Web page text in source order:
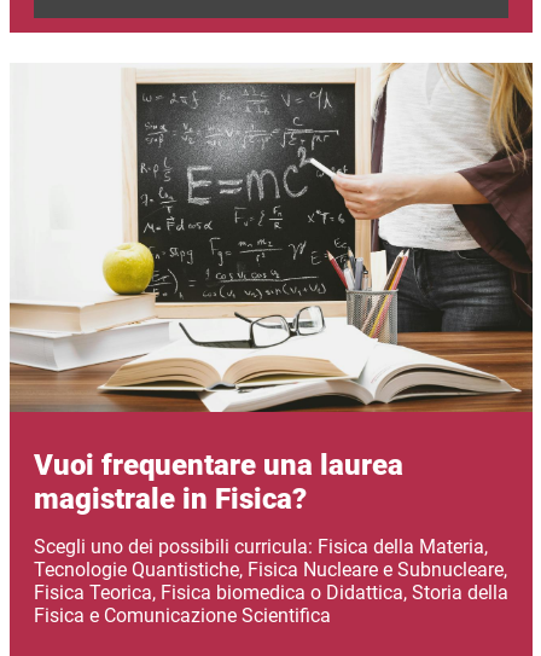
Vuoi frequentare una laurea
magistrale in Fisica?
Scegli uno dei possibili curricula: Fisica della Materia,
Tecnologie Quantistiche, Fisica Nucleare e Subnucleare,
Fisica Teorica, Fisica biomedica o Didattica, Storia della
Fisica e Comunicazione Scientifica